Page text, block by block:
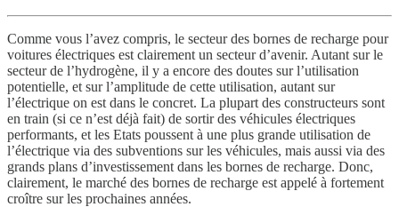
Comme vous l’avez compris, le secteur des bornes de recharge pour
voitures électriques est clairement un secteur d’avenir. Autant sur le
secteur de l’hydrogène, il y a encore des doutes sur l’utilisation
potentielle, et sur l’amplitude de cette utilisation, autant sur
l’électrique on est dans le concret. La plupart des constructeurs sont
en train (si ce n’est déjà fait) de sortir des véhicules électriques
performants, et les Etats poussent à une plus grande utilisation de
l’électrique via des subventions sur les véhicules, mais aussi via des
grands plans d’investissement dans les bornes de recharge. Donc,
clairement, le marché des bornes de recharge est appelé à fortement
croître sur les prochaines années.